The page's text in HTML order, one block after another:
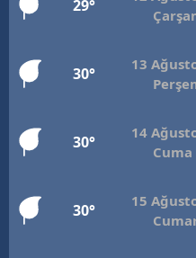
29°
30°
13
30°
14
Cuma
30°
15